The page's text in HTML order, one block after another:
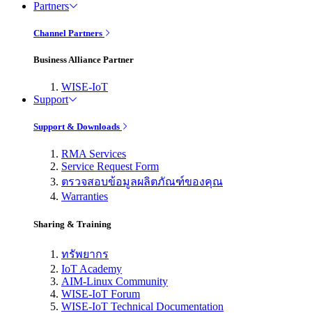
Partners
Channel Partners
Business Alliance Partner
WISE-IoT
Support
Support & Downloads
RMA Services
Service Request Form
ตรวจสอบข้อมูลผลิตภัณฑ์ของคุณ
Warranties
Sharing & Training
ทรัพยากร
IoT Academy
AIM-Linux Community
WISE-IoT Forum
WISE-IoT Technical Documentation